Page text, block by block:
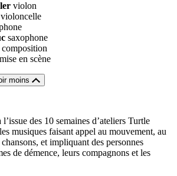
violon
violoncelle
saxophone
composition
mise en scène
moins
des 10 semaines d’ateliers Turtle
musiques faisant appel au mouvement, au
et impliquant des personnes
de démence, leurs compagnons et les